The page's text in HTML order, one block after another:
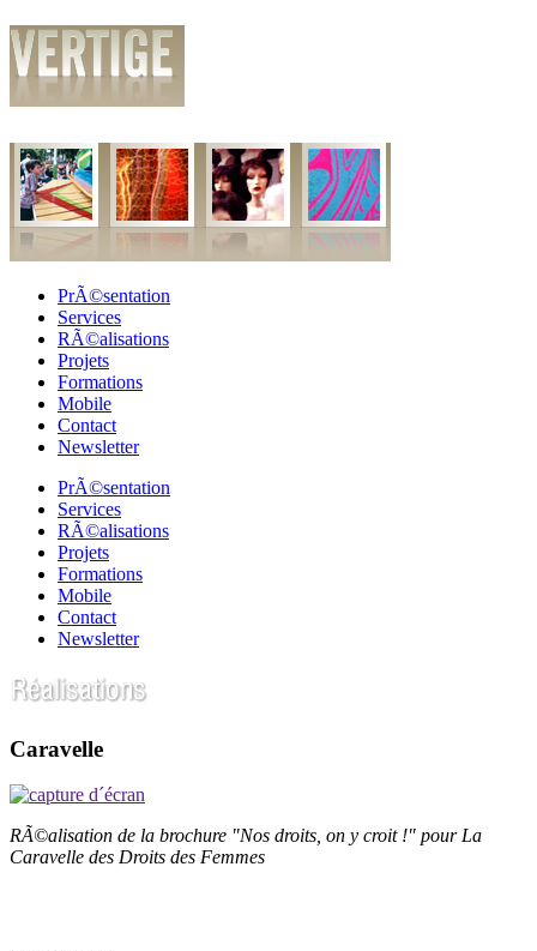
PrÃ©sentation
Services
RÃ©alisations
Projets
Formations
Mobile
Contact
Newsletter
PrÃ©sentation
Services
RÃ©alisations
Projets
Formations
Mobile
Contact
Newsletter
Caravelle
RÃ©alisation de la brochure "Nos droits, on y croit !" pour La
Caravelle des Droits des Femmes